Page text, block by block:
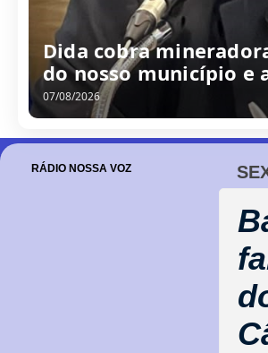
Dida cobra
do nosso município e
07/08/2026
RÁDIO NOSSA VOZ